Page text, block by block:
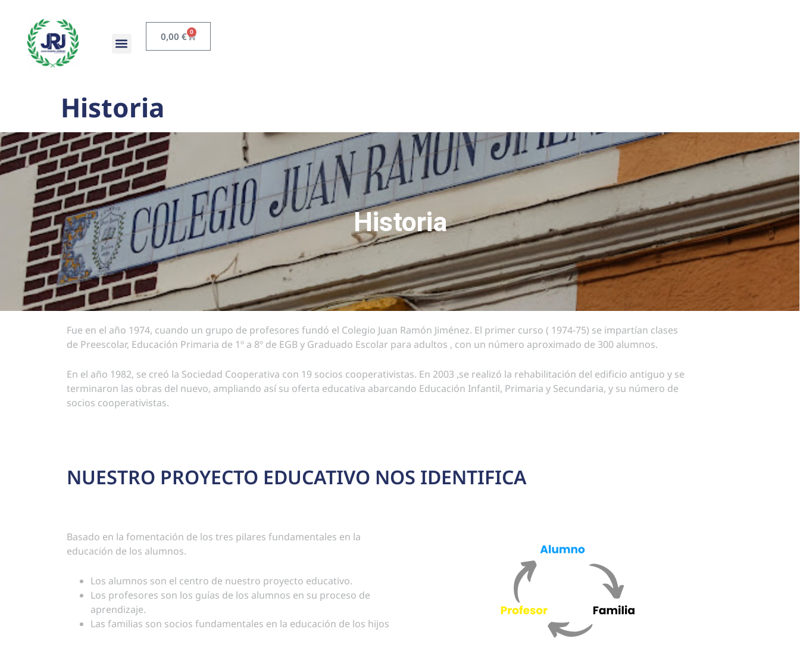
0,00 € 0
Historia
Historia
Fue en el año 1974, cuando un grupo de profesores fundó el Colegio Juan Ramón Jiménez. El primer curso ( 1974-75) se impartían clases
de Preescolar, Educación Primaria de 1º a 8º de EGB y Graduado Escolar para adultos , con un número aproximado de 300 alumnos.
En el año 1982, se creó la Sociedad Cooperativa con 19 socios cooperativistas. En 2003 ,se realizó la rehabilitación del edificio antiguo y se
terminaron las obras del nuevo, ampliando así su oferta educativa abarcando Educación Infantil, Primaria y Secundaria, y su número de
socios cooperativistas.
NUESTRO PROYECTO EDUCATIVO NOS IDENTIFICA
Basado en la fomentación de los tres pilares fundamentales en la
educación de los alumnos.
Los alumnos son el centro de nuestro proyecto educativo.
Los profesores son los guías de los alumnos en su proceso de
aprendizaje.
Las familias son socios fundamentales en la educación de los hijos